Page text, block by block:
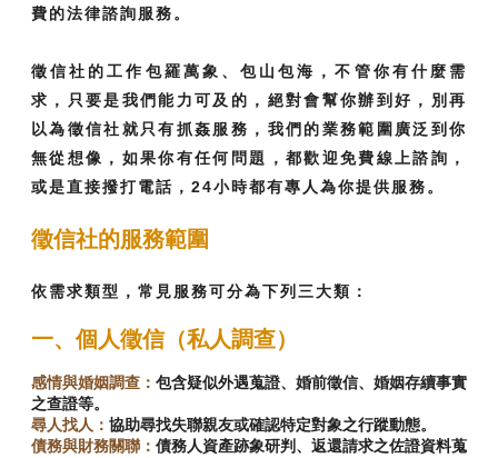
費的法律諮詢服務。
徵信社的工作包羅萬象、包山包海，不管你有什麼需
求，只要是我們能力可及的，絕對會幫你辦到好，別再
以為徵信社就只有抓姦服務，我們的業務範圍廣泛到你
無從想像，如果你有任何問題，都歡迎免費線上諮詢，
或是直接撥打電話，24小時都有專人為你提供服務。
徵信社的服務範圍
依需求類型，常見服務可分為下列三大類：
一、個人徵信（私人調查）
感情與婚姻調查： 包含疑似外遇蒐證、婚前徵信、婚姻存續事實
之查證等。
尋人找人： 協助尋找失聯親友或確認特定對象之行蹤動態。
債務與財務關聯： 債務人資產跡象研判、返還請求之佐證資料蒐